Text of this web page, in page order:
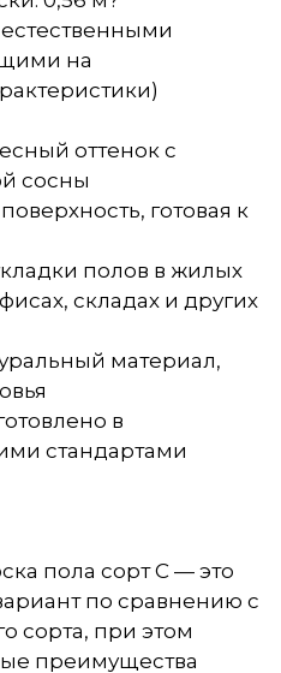
на
оттенок с
сосны
готовая к
полов в жилых
складах и других
материал,
в
стандартами
пола сорт С — это
по сравнению с
сорта, при этом
преимущества